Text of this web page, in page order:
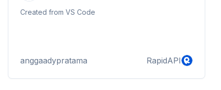
Created from VS Code
anggaadypratama RapidAPI